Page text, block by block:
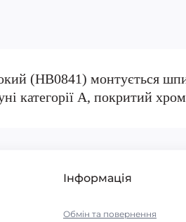
(HB0841) монтується
категорії А, покритий
Інформація
Обмін та повернення